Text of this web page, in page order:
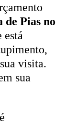
de Pias no
está
visita.
sua
é